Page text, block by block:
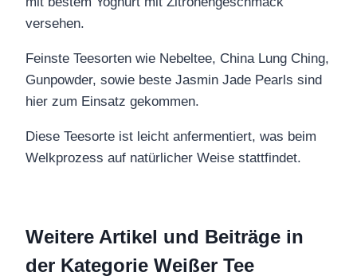
versehen.
Feinste Teesorten wie Nebeltee, China Lung Ching,
Gunpowder, sowie beste Jasmin Jade Pearls sind
hier zum Einsatz gekommen.
Diese Teesorte ist leicht anfermentiert, was beim
Welkprozess auf natürlicher Weise stattfindet.
Weitere Artikel und Beiträge in
der Kategorie Weißer Tee